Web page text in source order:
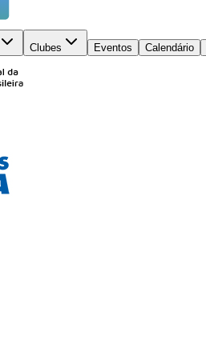
Clubes Eventos Calendário